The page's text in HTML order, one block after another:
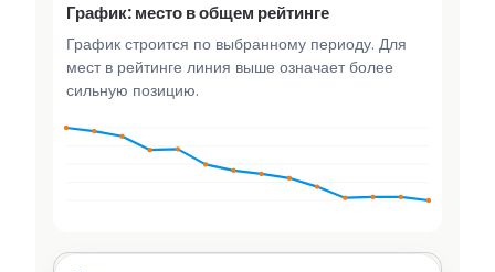
График: место в общем рейтинге
График строится по выбранному периоду. Для
мест в рейтинге линия выше означает более
сильную позицию.